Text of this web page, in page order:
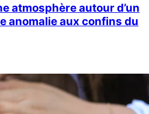
atmosphère autour d’un
anomalie aux confins du